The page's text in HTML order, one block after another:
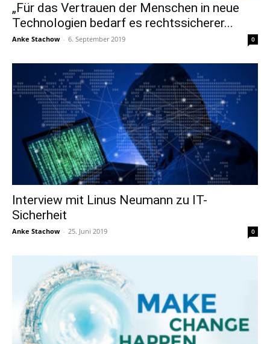
„Für das Vertrauen der Menschen in neue
Technologien bedarf es rechtssicherer...
Anke Stachow - 6. September 2019 0
Interview mit Linus Neumann zu IT-
Sicherheit
Anke Stachow - 25. Juni 2019 0